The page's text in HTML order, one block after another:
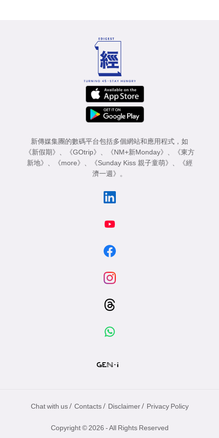
新傳媒集團的數碼平台包括多個網站和應用程式，如
《新假期》
《GOtrip》 《NM+新Monday》
《東方
新地》
《more》 《Sunday Kiss 親子童萌》
《經
濟一週》
。
Chat with us / Contacts / Disclaimer / Privacy Policy
Copyright © 2026 - All Rights Reserved